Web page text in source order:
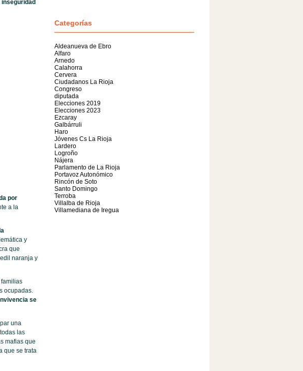
por
a la
y
que
naranja y
ocupadas.
se
una
las
mafias que
que se trata
Categorías
Aldeanueva de Ebro
Alfaro
Arnedo
Calahorra
Cervera
Ciudadanos La Rioja
Congreso
diputada
Elecciones 2019
Elecciones 2023
Ezcaray
Galbárruli
Haro
Jóvenes Cs La Rioja
Lardero
Logroño
Nájera
Parlamento de La Rioja
Portavoz Autonómico
Rincón de Soto
Santo Domingo
Terroba
Villalba de Rioja
Villamediana de Iregua